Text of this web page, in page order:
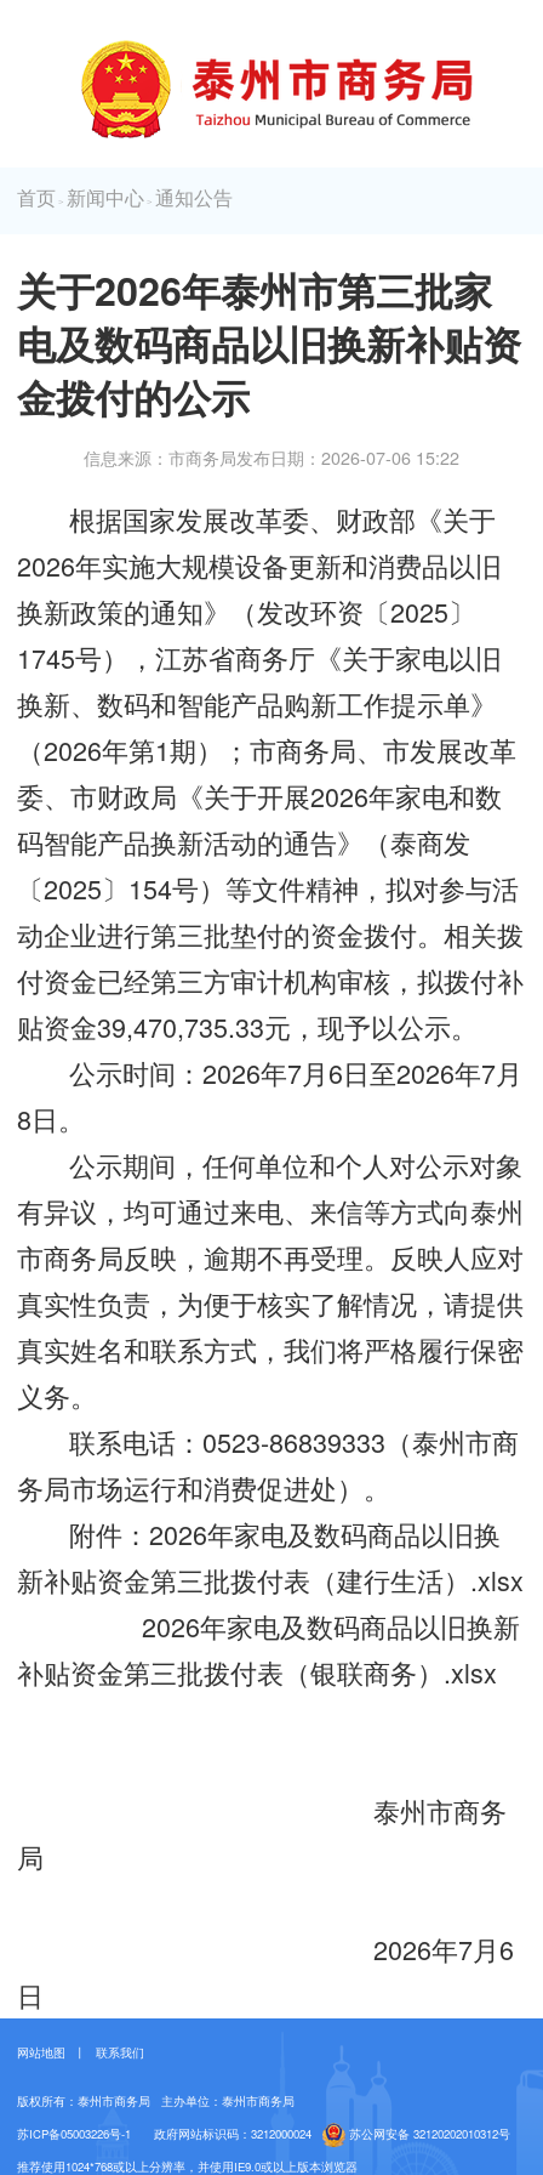
首页 > 新闻中心 > 通知公告
关于2026年泰州市第三批家
电及数码商品以旧换新补贴资
金拨付的公示
信息来源：市商务局发布日期：2026-07-06 15:22
根据国家发展改革委、财政部《关于
2026年实施大规模设备更新和消费品以旧
换新政策的通知》（发改环资〔2025〕
1745号），江苏省商务厅《关于家电以旧
换新、数码和智能产品购新工作提示单》
（2026年第1期）；市商务局、市发展改革
委、市财政局《关于开展2026年家电和数
码智能产品换新活动的通告》（泰商发
〔2025〕154号）等文件精神，拟对参与活
动企业进行第三批垫付的资金拨付。相关拨
付资金已经第三方审计机构审核，拟拨付补
贴资金39,470,735.33元，现予以公示。
公示时间：2026年7月6日至2026年7月
8日。
公示期间，任何单位和个人对公示对象
有异议，均可通过来电、来信等方式向泰州
市商务局反映，逾期不再受理。反映人应对
真实性负责，为便于核实了解情况，请提供
真实姓名和联系方式，我们将严格履行保密
义务。
联系电话：0523-86839333（泰州市商
务局市场运行和消费促进处）。
附件：2026年家电及数码商品以旧换
新补贴资金第三批拨付表（建行生活）.xlsx
2026年家电及数码商品以旧换新
补贴资金第三批拨付表（银联商务）.xlsx
泰州市商务
局
2026年7月6
日
网站地图 丨 联系我们
版权所有：泰州市商务局
主办单位：泰州市商务局
苏ICP备05003226号-1
政府网站标识码：3212000024
苏公网安备 32120202010312号
推荐使用1024*768或以上分辨率，并使用IE9.0或以上版本浏览器